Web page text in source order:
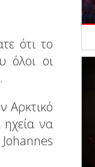
ότι το
όλοι οι
Αρκτικό
να